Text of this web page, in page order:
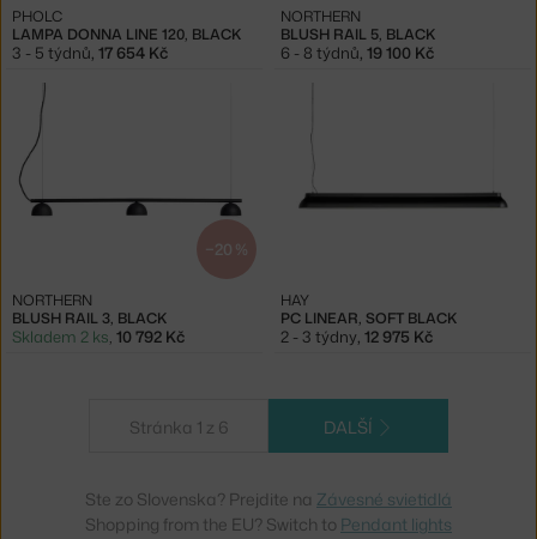
LAMPA DONNA LINE 120, BLACK
PHOLC
3 - 5 týdnů, 17 654 Kč
BLUSH RAIL 5, BLACK
NORTHERN
6 - 8 týdnů, 19 100 Kč
−20 %
BLUSH RAIL 3, BLACK
NORTHERN
Skladem 2 ks, 10 792 Kč
PC LINEAR, SOFT BLACK
HAY
2 - 3 týdny, 12 975 Kč
Stránka 1 z 6 DALŠÍ
Ste zo Slovenska? Prejdite na Závesné svietidlá
Shopping from the EU? Switch to Pendant lights